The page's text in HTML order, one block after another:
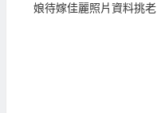
娘待嫁佳麗照片資料挑老